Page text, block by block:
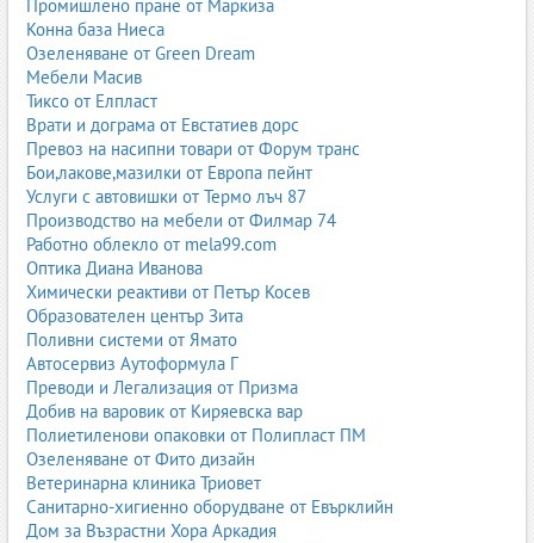
Промишлено пране от Маркиза
Конна база Ниеса
Озеленяване от Green Dream
Мебели Масив
Тиксо от Елпласт
Врати и дограма от Евстатиев дорс
Превоз на насипни товари от Форум транс
Бои,лакове,мазилки от Европа пейнт
Услуги с автовишки от Термо лъч 87
Производство на мебели от Филмар 74
Работно облекло от mela99.com
Оптика Диана Иванова
Химически реактиви от Петър Косев
Образователен център Зита
Поливни системи от Ямато
Автосервиз Аутоформула Г
Преводи и Легализация от Призма
Добив на варовик от Киряевска вар
Полиетиленови опаковки от Полипласт ПМ
Озеленяване от Фито дизайн
Ветеринарна клиника Триовет
Санитарно-хигиенно оборудване от Евърклийн
Дом за Възрастни Хора Аркадия